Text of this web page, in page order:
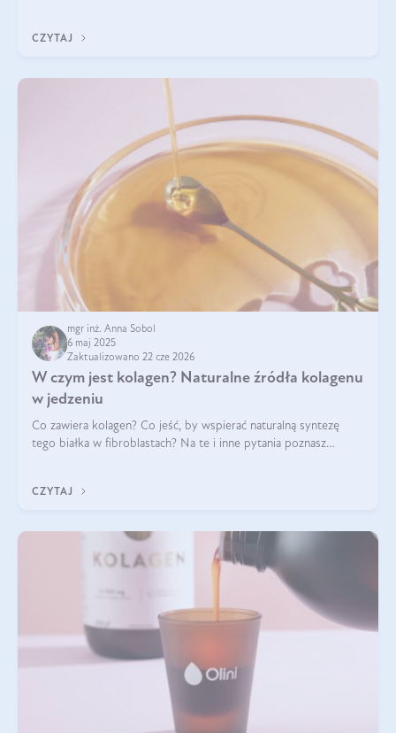
CZYTAJ
mgr inż. Anna Sobol
6 maj 2025
Zaktualizowano 22 cze 2026
W czym jest kolagen? Naturalne źródła kolagenu
w jedzeniu
Co zawiera kolagen? Co jeść, by wspierać naturalną syntezę
tego białka w fibroblastach? Na te i inne pytania poznasz
CZYTAJ